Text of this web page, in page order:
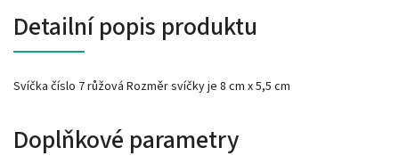
Detailní popis produktu
Svíčka číslo 7 růžová Rozměr svíčky je 8 cm x 5,5 cm
Doplňkové parametry